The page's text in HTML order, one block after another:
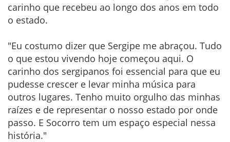
carinho que recebeu ao longo dos anos em todo
o estado.
"Eu costumo dizer que Sergipe me abraçou. Tudo
o que estou vivendo hoje começou aqui. O
carinho dos sergipanos foi essencial para que eu
pudesse crescer e levar minha música para
outros lugares. Tenho muito orgulho das minhas
raízes e de representar o nosso estado por onde
passo. E Socorro tem um espaço especial nessa
história."